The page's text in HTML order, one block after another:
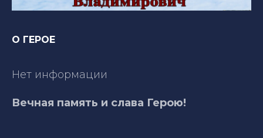
О ГЕРОЕ
Нет информации
Вечная память и слава Герою!